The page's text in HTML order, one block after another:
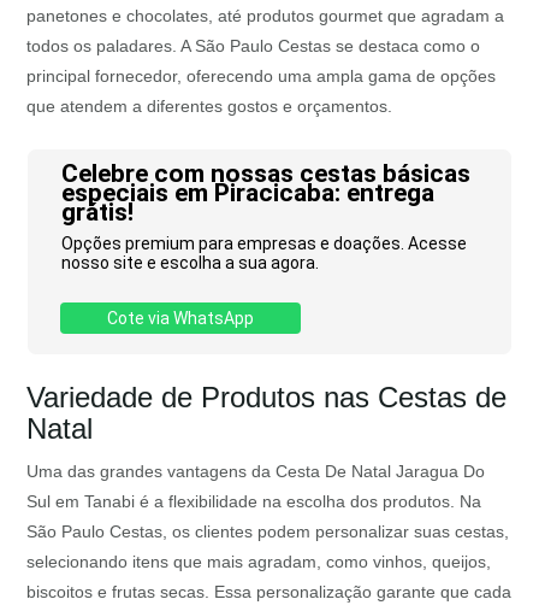
panetones e chocolates, até produtos gourmet que agradam a
todos os paladares. A São Paulo Cestas se destaca como o
principal fornecedor, oferecendo uma ampla gama de opções
que atendem a diferentes gostos e orçamentos.
Celebre com nossas cestas básicas
especiais em Piracicaba: entrega
grátis!
Opções premium para empresas e doações. Acesse
nosso site e escolha a sua agora.
Cote via WhatsApp
Variedade de Produtos nas Cestas de
Natal
Uma das grandes vantagens da Cesta De Natal Jaragua Do
Sul em Tanabi é a flexibilidade na escolha dos produtos. Na
São Paulo Cestas, os clientes podem personalizar suas cestas,
selecionando itens que mais agradam, como vinhos, queijos,
biscoitos e frutas secas. Essa personalização garante que cada